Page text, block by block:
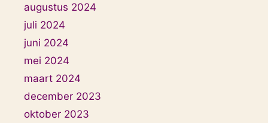
augustus 2024
juli 2024
juni 2024
mei 2024
maart 2024
december 2023
oktober 2023